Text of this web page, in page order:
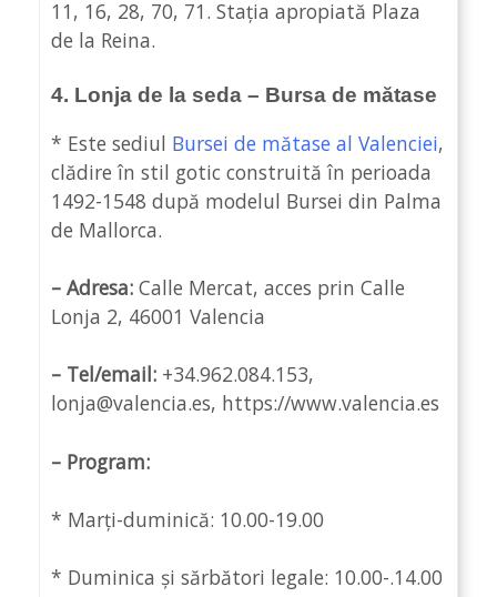
11, 16, 28, 70, 71. Stația apropiată Plaza
de la Reina.
4. Lonja de la seda – Bursa de mătase
* Este sediul Bursei de mătase al Valenciei,
clădire în stil gotic construită în perioada
1492-1548 după modelul Bursei din Palma
de Mallorca.
– Adresa: Calle Mercat, acces prin Calle
Lonja 2, 46001 Valencia
– Tel/email: +34.962.084.153,
lonja@valencia.es, https://www.valencia.es
– Program:
* Marți-duminică: 10.00-19.00
* Duminica și sărbători legale: 10.00-.14.00